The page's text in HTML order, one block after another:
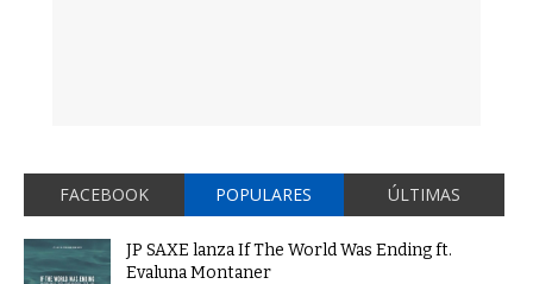
FACEBOOK POPULARES ÚLTIMAS
JP SAXE lanza If The World Was Ending ft.
Evaluna Montaner